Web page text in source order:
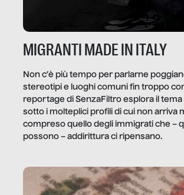
MIGRANTI MADE IN ITALY
Non c’è più tempo per parlarne
stereotipi e luoghi comuni fin troppo
reportage di SenzaFiltro esplora il
sotto i molteplici profili di cui non arriva
compreso quello degli immigrati che –
possono – addirittura ci ripensano.